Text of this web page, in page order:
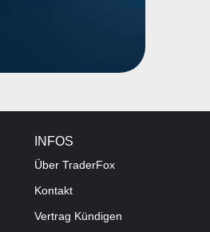
INFOS
Über TraderFox
Kontakt
Vertrag Kündigen